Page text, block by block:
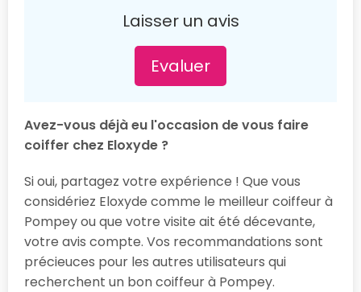
Laisser un avis
Evaluer
Avez-vous déjà eu l'occasion de vous faire
coiffer chez Eloxyde ?
Si oui, partagez votre expérience ! Que vous
considériez Eloxyde comme le meilleur coiffeur à
Pompey ou que votre visite ait été décevante,
votre avis compte. Vos recommandations sont
précieuces pour les autres utilisateurs qui
recherchent un bon coiffeur à Pompey.